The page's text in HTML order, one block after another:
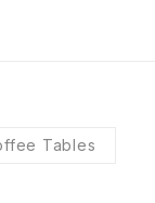
Tables